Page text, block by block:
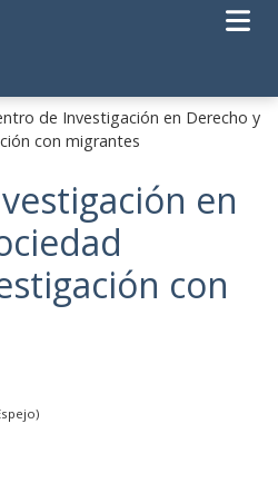
de Investigación en Derecho y
con migrantes
en
con